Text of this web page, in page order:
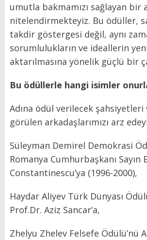
umutla bakmamızı sağlayan bir
nitelendirmekteyiz. Bu ödüller,
takdir göstergesi değil, aynı
sorumlulukların ve ideallerin
aktarılmasına yönelik güçlü bir
Bu ödüllerle hangi isimler
Adına ödül verilecek şahsiyetleri
görülen arkadaşlarımızı arz
Süleyman Demirel Demokrasi
Romanya Cumhurbaşkanı Sayın
Constantinescu’ya (1996-2000),
Haydar Aliyev Türk Dünyası
Prof.Dr. Aziz Sancar’a,
Zhelyu Zhelev Felsefe Ödülü’nü